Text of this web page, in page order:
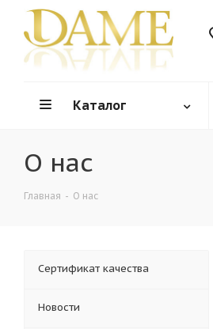
Каталог
О нас
Главная - О нас
Сертификат качества
Новости